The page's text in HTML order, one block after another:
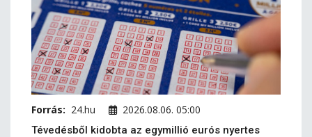
Forrás: 24.hu 2026.08.06. 05:00
Tévedésből kidobta az egymillió eurós nyertes